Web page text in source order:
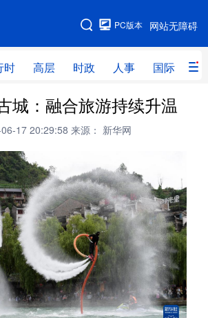
网站无障碍
PC版本
时 高层 时政 人事 国际 财
网站地图
高层 时政 人事
财经 网评
思客智库
科创 量子 体育
书画 健康 军事
视频 图片 政务
中央文件 金融 汽车
人居 信息化 数字经济
城：融合旅游持续升温
17 20:29:58 来源： 新华网